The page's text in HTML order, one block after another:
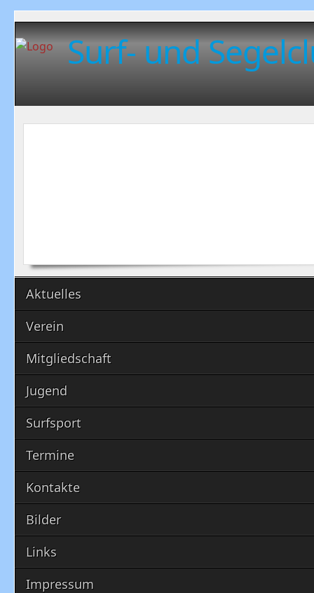
Surf- und
Aktuelles
Verein
Mitgliedschaft
Jugend
Surfsport
Termine
Kontakte
Bilder
Links
Impressum